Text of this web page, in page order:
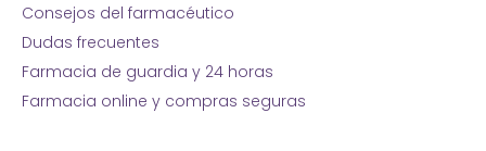
Consejos del farmacéutico
Dudas frecuentes
Farmacia de guardia y 24 horas
Farmacia online y compras seguras